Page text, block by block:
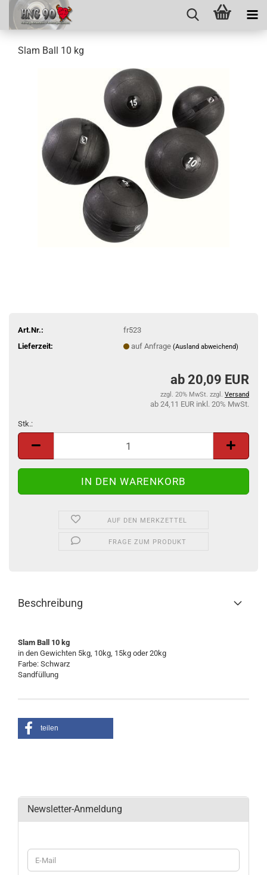
Slam Ball 10 kg
Art.Nr.:
fr523
Lieferzeit:
auf Anfrage (Ausland abweichend)
20,09 EUR
zzgl. 20% MwSt. zzgl. Versand
24,11 EUR inkl. 20% MwSt.
Stk.:
Stk.
AUF DEN MERKZETTEL
FRAGE ZUM PRODUKT
Beschreibung
Slam Ball 10 kg
in den Gewichten 5kg, 10kg, 15kg oder 20kg
Farbe: Schwarz
Sandfüllung
teilen
Newsletter-Anmeldung
WEITER
ZUR
E-
Mail